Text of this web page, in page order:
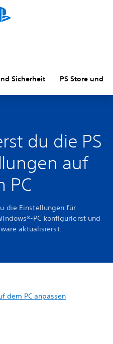
Sicherheit PS Store und
du die PS
auf
PC
die Einstellungen für
PC konfigurierst und
aktualisierst.
dem PC anpassen